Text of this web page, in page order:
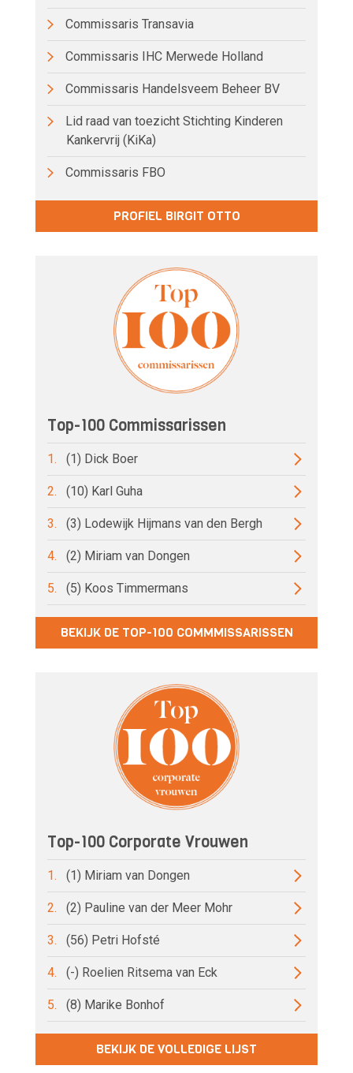
Commissaris Transavia
Commissaris IHC Merwede Holland
Commissaris Handelsveem Beheer BV
Lid raad van toezicht Stichting Kinderen
Kankervrij (KiKa)
Commissaris FBO
PROFIEL BIRGIT OTTO
Top-100 Commissarissen
1. (1) Dick Boer
2. (10) Karl Guha
3. (3) Lodewijk Hijmans van den Bergh
4. (2) Miriam van Dongen
5. (5) Koos Timmermans
BEKIJK DE TOP-100 COMMMISSARISSEN
Top-100 Corporate Vrouwen
1. (1) Miriam van Dongen
2. (2) Pauline van der Meer Mohr
3. (56) Petri Hofsté
4. (-) Roelien Ritsema van Eck
5. (8) Marike Bonhof
BEKIJK DE VOLLEDIGE LIJST